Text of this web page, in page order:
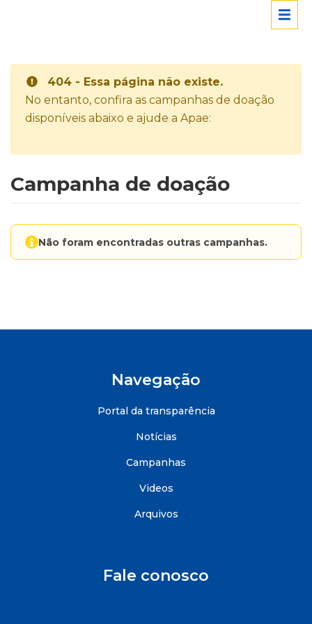
404 - Essa página não existe.
No entanto, confira as campanhas de doação
disponíveis abaixo e ajude a Apae:
Campanha de doação
Não foram encontradas outras campanhas.
Navegação
Portal da transparência
Notícias
Campanhas
Videos
Arquivos
Fale conosco